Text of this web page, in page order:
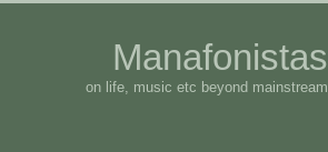
Manafonistas
on life, music etc beyond mainstream